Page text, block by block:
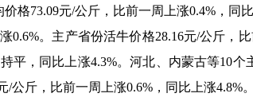
价格73.09元/公斤，比前一周上涨0.4% ，同
0.6%。主产省份活牛价格28.16元/公斤，
平，同比上涨4.3%。河北、内蒙古等10个
/公斤，比前一周上涨0.6% ，同比上涨4.8%。